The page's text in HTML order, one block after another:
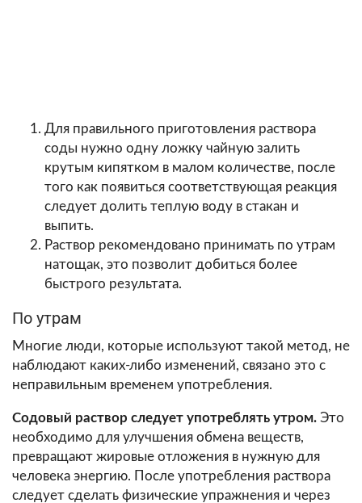
Для правильного приготовления раствора
соды нужно одну ложку чайную залить
крутым кипятком в малом количестве, после
того как появиться соответствующая реакция
следует долить теплую воду в стакан и
выпить.
Раствор рекомендовано принимать по утрам
натощак, это позволит добиться более
быстрого результата.
По утрам
Многие люди, которые используют такой метод, не
наблюдают каких-либо изменений, связано это с
неправильным временем употребления.
Содовый раствор следует употреблять утром. Это
необходимо для улучшения обмена веществ,
превращают жировые отложения в нужную для
человека энергию. После употребления раствора
следует сделать физические упражнения и через